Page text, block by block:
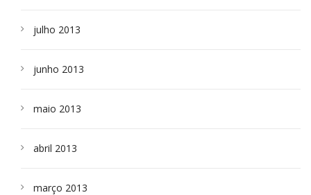
julho 2013
junho 2013
maio 2013
abril 2013
março 2013